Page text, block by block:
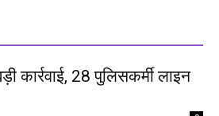
कार्रवाई, 28 पुलिसकर्मी लाइन